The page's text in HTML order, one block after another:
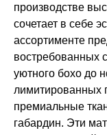
производстве
сочетает в себе
ассортименте
востребованных
уютного бохо до
лимитированных
премиальные
габардин. Эти